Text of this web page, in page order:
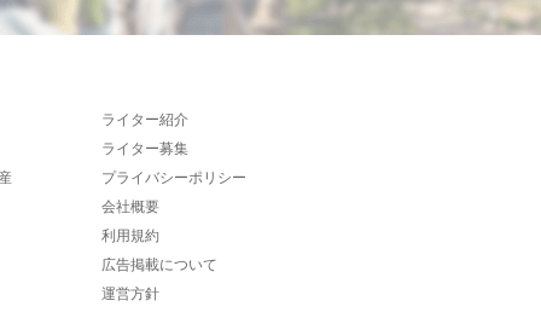
ライター紹介
ライター募集
プライバシーポリシー
会社概要
利用規約
広告掲載について
運営方針